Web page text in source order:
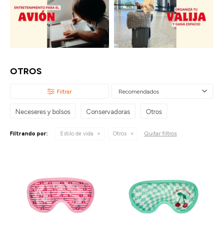
OTROS
Recomendados
Neceseres y bolsos Conservadoras Otros
Filtrando por: Estilo de vida Otros Quitar filtros